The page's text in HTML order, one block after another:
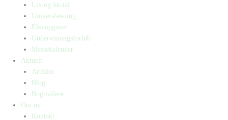
Lix og let-tal
Universlæsning
Elevopgaver
Undervisningsforløb
Messekalender
Aktuelt
Artikler
Blog
Bogtrailere
Om os
Kontakt